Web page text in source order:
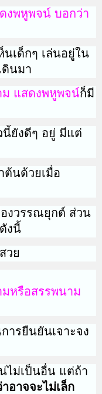
งพหูพจน์ บอกว่า
นเด็กๆ เล่นอยู่ใน
ดินมา
แสดงพหูพจน์ก็มี
นี้ยังดีๆ อยู่ มีแต่
ต้นด้วยเมื่อ
งวรรณยุกต์ ส่วน
งนี้
วย
หรือสรรพนาม
ารยืนยันเจาะจง
ไม่เป็นอื่น แต่ถ้า
อาจจะไม่เล็ก